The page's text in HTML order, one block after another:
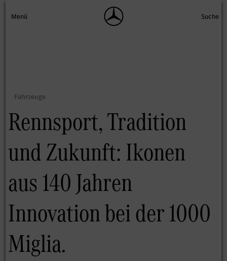
Rennsport, Tradition
und Zukunft: Ikonen
aus 140 Jahren
Innovation bei der 1000
Miglia.